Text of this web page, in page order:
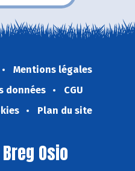
Mentions légales
données
CGU
Plan du site
Osio